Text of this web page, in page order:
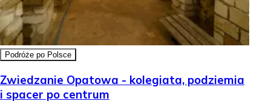
Podróże po Polsce
Zwiedzanie Opatowa - kolegiata, podziemia
i spacer po centrum